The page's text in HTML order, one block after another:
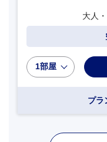
大人
1部屋
プラ